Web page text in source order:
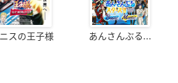
スの王子様 あんさんぶる...